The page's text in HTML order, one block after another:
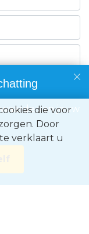
van jouw
die voor
Door
verklaart u